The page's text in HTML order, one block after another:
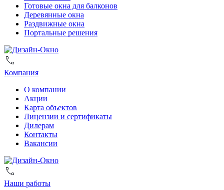
Готовые окна для балконов
Деревянные окна
Раздвижные окна
Портальные решения
Компания
О компании
Акции
Карта объектов
Лицензии и сертификаты
Дилерам
Контакты
Вакансии
Наши работы